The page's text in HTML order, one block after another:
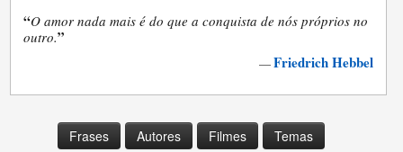
“O amor nada mais é do que a conquista de nós próprios no
outro.”
—Friedrich Hebbel
Frases Autores Filmes Temas